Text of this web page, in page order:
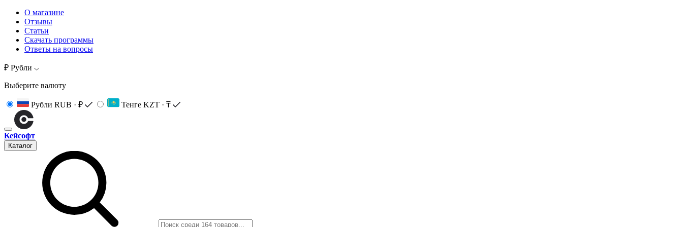
О магазине
Отзывы
Статьи
Скачать программы
Ответы на вопросы
₽ Рубли
Выберите валюту
Рубли RUB · ₽ Тенге KZT · ₸
Кейсофт
Каталог